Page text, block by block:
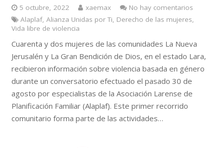
5 octubre, 2022 xaemax
No hay comentarios
Alaplaf, Alianza Unidas por Ti Derecho de las mujeres
Vida libre de violencia
Cuarenta y dos mujeres de las comunidades La Nueva
Jerusalén y La Gran Bendición de Dios, en el estado Lara,
recibieron información sobre violencia basada en género
durante un conversatorio efectuado el pasado 30 de
agosto por especialistas de la Asociación Larense de
Planificación Familiar (Alaplaf). Este primer recorrido
comunitario forma parte de las actividades…